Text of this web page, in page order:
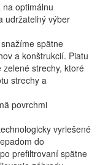
optimálnu
udržateľný výber
spätne
a konštrukcií. Piatu
strechy, ktoré
strechy a
povrchmi
vyriešené
do
prefiltrovaní spätne